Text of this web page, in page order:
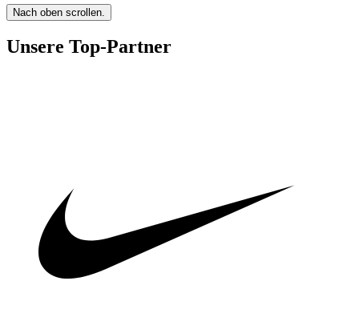
Nach oben scrollen.
Unsere Top-Partner